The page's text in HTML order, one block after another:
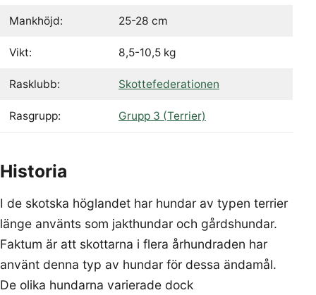
Mankhöjd: 25-28 cm
Vikt: 8,5-10,5 kg
Rasklubb: Skottefederationen
Rasgrupp: Grupp 3 (Terrier)
Historia
I de skotska höglandet har hundar av typen terrier
länge använts som jakthundar och gårdshundar.
Faktum är att skottarna i flera århundraden har
använt denna typ av hundar för dessa ändamål.
De olika hundarna varierade dock